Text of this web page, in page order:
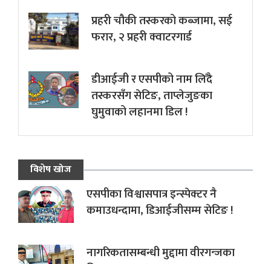
प्रहरी चौकी तस्करको कब्जामा, सई
फरार, २ प्रहरी क्वाटरगार्ड
डीआईजी र एसपीको नाम लिँदै
तस्करसँग सेटिङ, ताप्लेजुङका
घुमुवाको लहानमा डिल !
विशेष खोज
एसपीका विश्वासपात्र इन्स्पेक्टर नै
कमाउधन्दामा, डिआईजीसम्म सेटिङ !
नागरिकतासम्बन्धी मुद्दामा वीरगन्जका